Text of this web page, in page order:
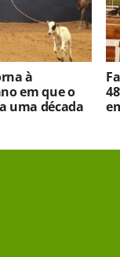
à
em que o
uma década